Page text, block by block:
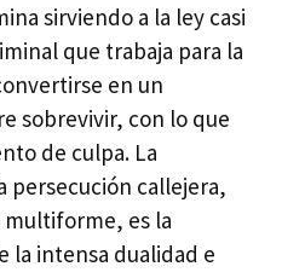
sirviendo a la ley casi
que trabaja para la
en un
sobrevivir, con lo que
de culpa. La
persecución callejera,
multiforme, es la
la intensa dualidad e